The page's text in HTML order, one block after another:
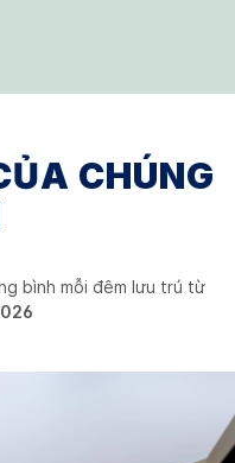
CHÚNG
bình mỗi đêm lưu trú từ